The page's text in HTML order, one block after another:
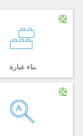
بناء عبارة